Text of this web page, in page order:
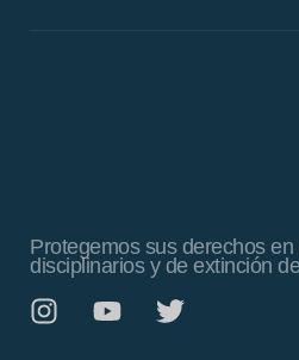
Protegemos sus derechos
disciplinarios y de extinción